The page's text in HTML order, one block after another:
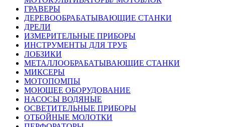
ГРАВЕРЫ
ДЕРЕВООБРАБАТЫВАЮЩИЕ СТАНКИ
ДРЕЛИ
ИЗМЕРИТЕЛЬНЫЕ ПРИБОРЫ
ИНСТРУМЕНТЫ ДЛЯ ТРУБ
ЛОБЗИКИ
МЕТАЛЛООБРАБАТЫВАЮЩИЕ СТАНКИ
МИКСЕРЫ
МОТОПОМПЫ
МОЮЩЕЕ ОБОРУДОВАНИЕ
НАСОСЫ ВОДЯНЫЕ
ОСВЕТИТЕЛЬНЫЕ ПРИБОРЫ
ОТБОЙНЫЕ МОЛОТКИ